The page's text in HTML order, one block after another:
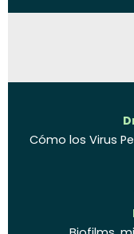
Cómo los Virus